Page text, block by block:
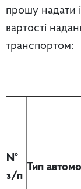
прошу надати
вартості
транспортом:
№
з/п
Тип